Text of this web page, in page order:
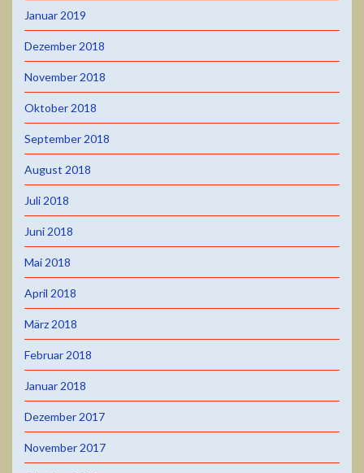
Januar 2019
Dezember 2018
November 2018
Oktober 2018
September 2018
August 2018
Juli 2018
Juni 2018
Mai 2018
April 2018
März 2018
Februar 2018
Januar 2018
Dezember 2017
November 2017